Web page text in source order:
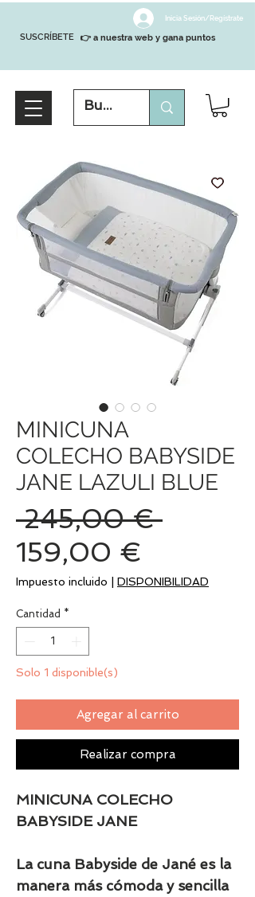
SUSCRÍBETE
Inicia Sesión/Regístrate
👉 a nuestra web y gana puntos
MINICUNA
COLECHO BABYSIDE
JANE LAZULI BLUE
245,00 € Precio
159,00 €
de
Impuesto incluido DISPONIBILIDAD
Cantidad *
Solo 1 disponible(s)
Agregar al carrito
Realizar compra
MINICUNA COLECHO
BABYSIDE JANE
La cuna Babyside de Jané es la
manera más cómoda y sencilla